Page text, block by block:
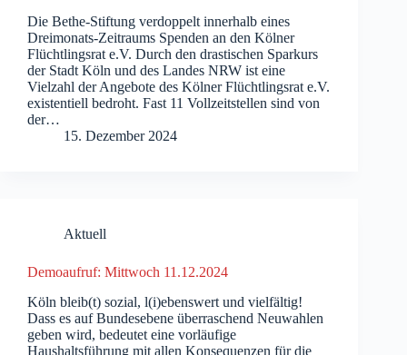
Die Bethe-Stiftung verdoppelt innerhalb eines
Dreimonats-Zeitraums Spenden an den Kölner
Flüchtlingsrat e.V. Durch den drastischen Sparkurs
der Stadt Köln und des Landes NRW ist eine
Vielzahl der Angebote des Kölner Flüchtlingsrat e.V.
existentiell bedroht. Fast 11 Vollzeitstellen sind von
der…
15. Dezember 2024
Aktuell
Demoaufruf: Mittwoch 11.12.2024
Köln bleib(t) sozial, l(i)ebenswert und vielfältig!
Dass es auf Bundesebene überraschend Neuwahlen
geben wird, bedeutet eine vorläufige
Haushaltsführung mit allen Konsequenzen für die